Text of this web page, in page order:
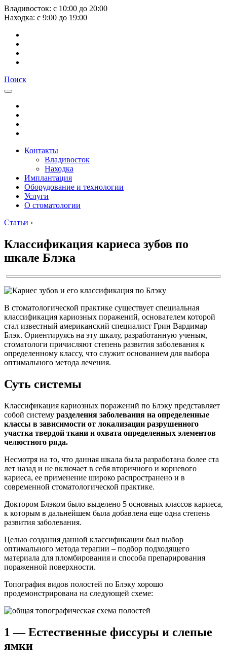
Владивосток: с 10:00 до 20:00
Находка: с 9:00 до 19:00
Поиск
Контакты
Владивосток
Находка
Имплантация
Оборудование и технологии
Услуги
О стоматологии
Статьи ›
Классификация кариеса зубов по
шкале Блэка
В стоматологической практике существует специальная
классификация кариозных поражений, основателем которой
стал известный американский специалист Грин Вардимар
Блэк. Ориентируясь на эту шкалу, разработанную ученым,
стоматологи причисляют степень развития заболевания к
определенному классу, что служит основанием для выбора
оптимального метода лечения.
Суть системы
Классификация кариозных поражений по Блэку представляет
собой систему разделения заболевания на определенные
классы в зависимости от локализации разрушенного
участка твердой ткани и охвата определенных элементов
челюстного ряда.
Несмотря на то, что данная шкала была разработана более ста
лет назад и не включает в себя вторичного и корневого
кариеса, ее применение широко распространено и в
современной стоматологической практике.
Доктором Блэком было выделено 5 основных классов кариеса,
к которым в дальнейшем была добавлена еще одна степень
развития заболевания.
Целью создания данной классификации был выбор
оптимального метода терапии – подбор подходящего
материала для пломбирования и способа препарирования
пораженной поверхности.
Топография видов полостей по Блэку хорошо
продемонстрирована на следующей схеме:
1 — Естественные фиссуры и слепые
ямки